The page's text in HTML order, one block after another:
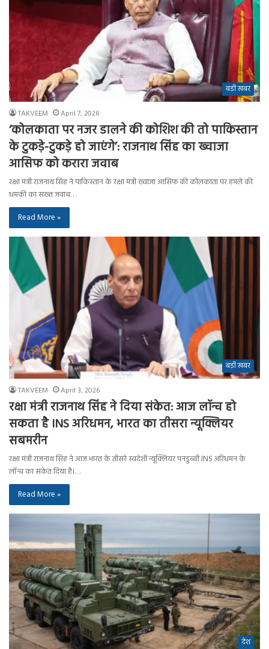
बड़ी खबर
TAKVEEM April 7, 2026
‘कोलकाता पर नजर डालने की कोशिश की तो पाकिस्तान
के टुकड़े-टुकड़े हो जाएंगे’: राजनाथ सिंह का ख्वाजा
आसिफ को करारा जवाब
रक्षा मंत्री राजनाथ सिंह ने पाकिस्तान के रक्षा मंत्री ख्वाजा आसिफ की कोलकाता पर हमले की
धमकी का सख्त जवाब…
Read More »
बड़ी खबर
TAKVEEM April 3, 2026
रक्षा मंत्री राजनाथ सिंह ने दिया संकेत: आज लॉन्च हो
सकता है INS अरिधमन, भारत का तीसरा न्यूक्लियर
सबमरीन
रक्षा मंत्री राजनाथ सिंह ने आज भारत के तीसरे स्वदेशी न्यूक्लियर पनडुब्बी INS अरिधमन के
लॉन्च का संकेत दिया है।…
Read More »
देश